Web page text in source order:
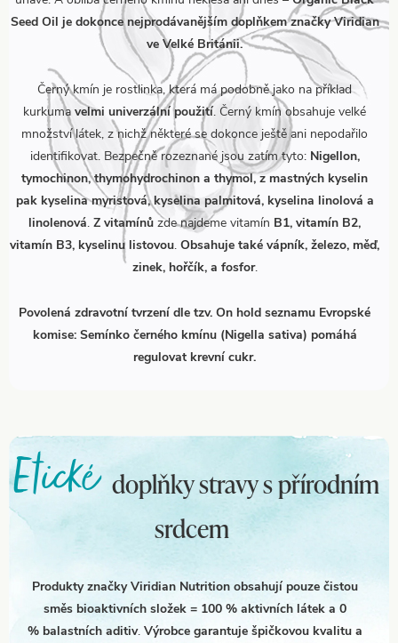
Seed Oil je dokonce nejprodávanějším doplňkem značky Viridian
ve Velké Británii.
Černý kmín je rostlinka, která má podobně jako na příklad
kurkuma velmi univerzální použití. Černý kmín obsahuje velké
množství látek, z nichž některé se dokonce ještě ani nepodařilo
identifikovat. Bezpečně rozeznané jsou zatím tyto: Nigellon,
tymochinon, thymohydrochinon a thymol, z mastných kyselin
pak kyselina myristová, kyselina palmitová, kyselina linolová a
linolenová. Z vitamínů zde najdeme vitamín B1, vitamín B2,
vitamín B3, kyselinu listovou. Obsahuje také vápník, železo, měď,
zinek, hořčík, a fosfor.
Povolená zdravotní tvrzení dle tzv. On hold seznamu Evropské
komise: Semínko černého kmínu (Nigella sativa) pomáhá
regulovat krevní cukr.
Etickédoplňky stravy s přírodním
srdcem
Produkty značky Viridian Nutrition obsahují pouze čistou
směs bioaktivních složek = 100 % aktivních látek a 0
% balastních aditiv. Výrobce garantuje špičkovou kvalitu a